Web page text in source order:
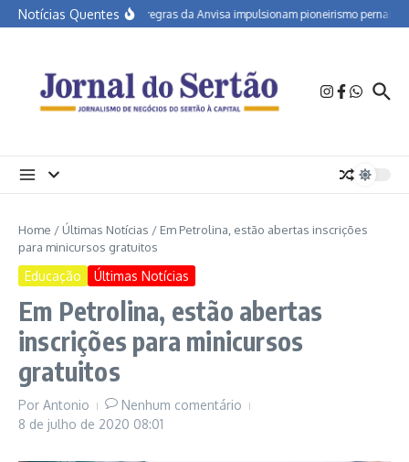
Ir para o conteúdo
Notícias QuentesNovas regras da Anvisa impulsionam pioneirismo
Home / Últimas Notícias / Em Petrolina, estão abertas inscrições
para minicursos gratuitos
Educação Últimas Notícias
Em Petrolina, estão abertas
inscrições para minicursos
gratuitos
Por Antonio
Nenhum comentário
8 de julho de 2020 08:01